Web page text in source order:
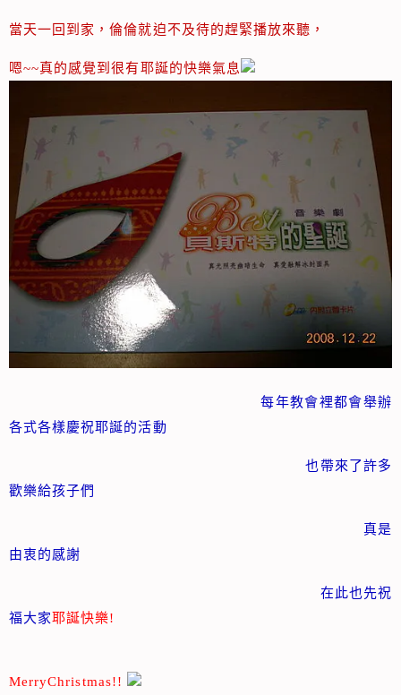
當天一回到家，倫倫就迫不及待的趕緊播放來聽，
嗯~~真的感覺到很有耶誕的快樂氣息
每年教會裡都會舉辦
各式各樣慶祝耶誕的活動
也帶來了許多
歡樂給孩子們
真是
由衷的感謝
在此也先祝
福大家耶誕快樂!
MerryChristmas!!